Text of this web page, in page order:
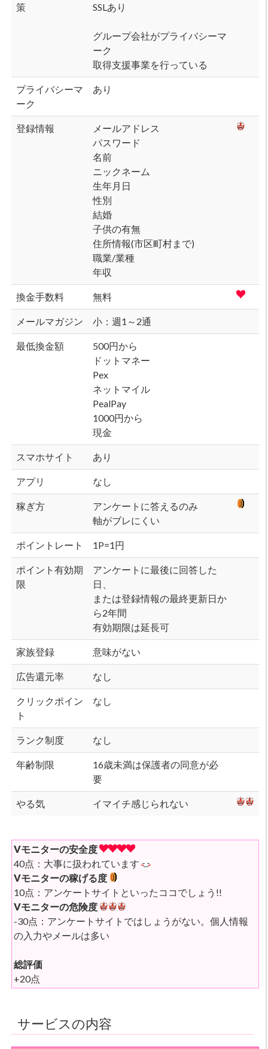
策
SSLあり
グループ会社がプライバシーマ
ーク
取得支援事業を行っている
プライバシーマ
ーク
あり
登録情報
メールアドレス
パスワード
名前
ニックネーム
生年月日
性別
結婚
子供の有無
住所情報(市区町村まで)
職業/業種
年収
換金手数料 無料
メールマガジン 小：週1～2通
最低換金額
500円から
ドットマネー
Pex
ネットマイル
PealPay
1000円から
現金
スマホサイト あり
アプリ なし
稼ぎ方
アンケートに答えるのみ
軸がブレにくい
ポイントレート 1P=1円
ポイント有効期
限
アンケートに最後に回答した
日、
または登録情報の最終更新日か
ら2年間
有効期限は延長可
家族登録 意味がない
広告還元率 なし
クリックポイン
ト
なし
ランク制度 なし
年齢制限
16歳未満は保護者の同意が必
要
やる気 イマイチ感じられない
Vモニターの安全度
40点：大事に扱われています
Vモニターの稼げる度
10点：アンケートサイトといったココでしょう!!
Vモニターの危険度
-30点：アンケートサイトではしょうがない。個人情報
の入力やメールは多い
総評価
+20点
サービスの内容